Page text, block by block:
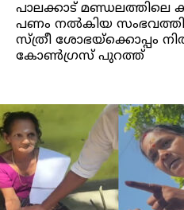
പാലക്കാട് മണ്ഡലത്തിലെ
പണം നൽകിയ
സ്ത്രീ ശോഭയ്ക്കൊപ്പം
കോൺഗ്രസ് പുറത്ത്